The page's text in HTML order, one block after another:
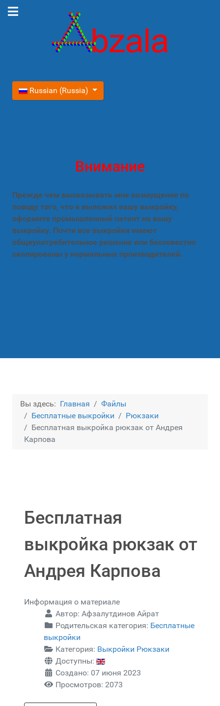
Выберите язык
Russian (Russia)
Внимание
Прежде чем высказывать мне возмущение по
поводу того, что я выложил вашу выкройку,
оформите промышленный патент на вашу
выкройку. Почти все выкройки имеют
общеупотребительное решение или бессовестно
скопированы у нормальных производителей.
Вы здесь: Главная
Файлы
Бесплатные выкройки
Рюкзаки
Бесплатная выкройка рюкзак от Андрея
Карпова
Бесплатная
выкройка рюкзак от
Андрея Карпова
Информация о материале
Автор: Афзалутдинов Айрат
Родительская категория: Бесплатные
выкройки
Категория: Выкройки Рюкзаки
Доступны:
Создано: 07 июня 2023
Просмотров: 2073